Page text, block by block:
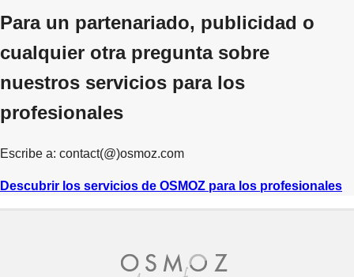
Para un partenariado, publicidad o
cualquier otra pregunta sobre
nuestros servicios para los
profesionales
Escribe a: contact(@)osmoz.com
Descubrir los servicios de OSMOZ para los profesionales